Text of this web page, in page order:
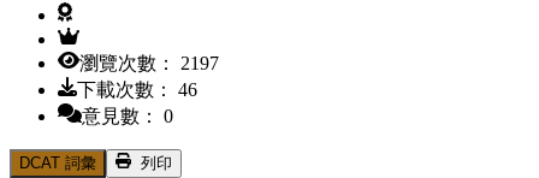
瀏覽次數： 2197
下載次數： 46
意見數： 0
DCAT 詞彙
列印